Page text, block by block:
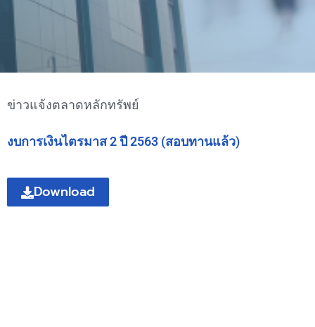
ข่าวแจ้งตลาดหลักทรัพย์
งบการเงินไตรมาส 2 ปี 2563 (สอบทานแล้ว)
Download